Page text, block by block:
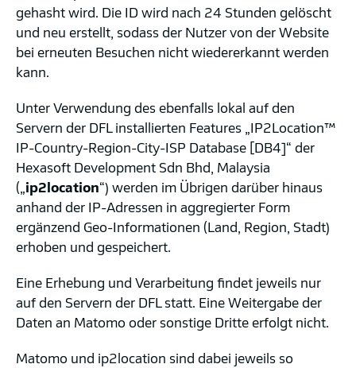
gehasht wird. Die ID wird nach 24 Stunden gelöscht
und neu erstellt, sodass der Nutzer von der Website
bei erneuten Besuchen nicht wiedererkannt werden
kann.
Unter Verwendung des ebenfalls lokal auf den
Servern der DFL installierten Features „IP2Location™
IP-Country-Region-City-ISP Database [DB4]“ der
Hexasoft Development Sdn Bhd, Malaysia
(„ ip2location“) werden im Übrigen darüber hinaus
anhand der IP-Adressen in aggregierter Form
ergänzend Geo-Informationen (Land, Region, Stadt)
erhoben und gespeichert.
Eine Erhebung und Verarbeitung findet jeweils nur
auf den Servern der DFL statt. Eine Weitergabe der
Daten an Matomo oder sonstige Dritte erfolgt nicht.
Matomo und ip2location sind dabei jeweils so